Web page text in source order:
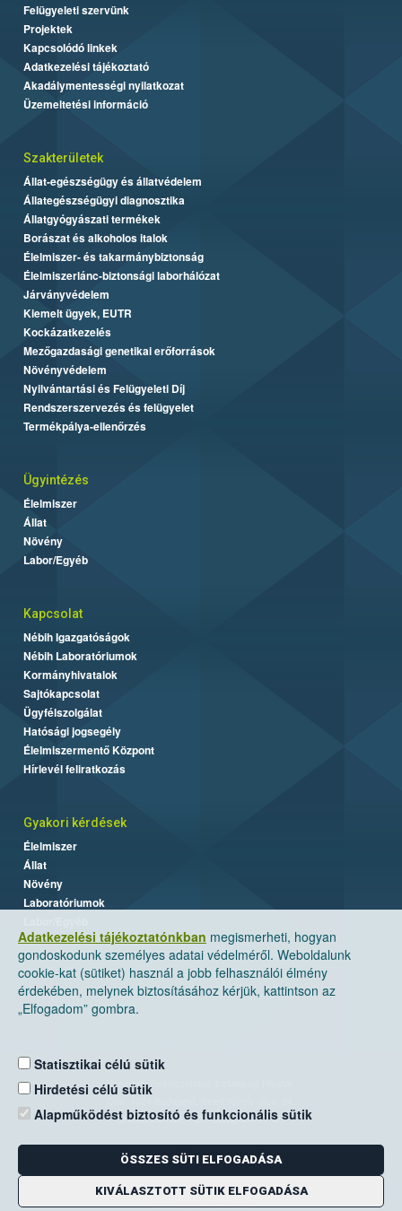
Adatkezelési tájékoztatónkban megismerheti, hogyan
gondoskodunk személyes adatai védelméről. Weboldalunk
cookie-kat (sütiket) használ a jobb felhasználói élmény
érdekében, melynek biztosításához kérjük, kattintson az
„Elfogadom” gombra.
Statisztikai célú sütik
Hirdetési célú sütik
Alapműködést biztosító és funkcionális sütik
ÖSSZES SÜTI ELFOGADÁSA
KIVÁLASZTOTT SÜTIK ELFOGADÁSA
Felügyeleti szervünk
Projektek
Kapcsolódó linkek
Adatkezelési tájékoztató
Akadálymentességi nyilatkozat
Üzemeltetési információ
Szakterületek
Állat-egészségügy és állatvédelem
Állategészségügyi diagnosztika
Állatgyógyászati termékek
Borászat és alkoholos italok
Élelmiszer- és takarmánybiztonság
Élelmiszerlánc-biztonsági laborhálózat
Járványvédelem
Kiemelt ügyek, EUTR
Kockázatkezelés
Mezőgazdasági genetikai erőforrások
Növényvédelem
Nyilvántartási és Felügyeleti Díj
Rendszerszervezés és felügyelet
Termékpálya-ellenőrzés
Ügyintézés
Élelmiszer
Állat
Növény
Labor/Egyéb
Kapcsolat
Nébih Igazgatóságok
Nébih Laboratóriumok
Kormányhivatalok
Sajtókapcsolat
Ügyfélszolgálat
Hatósági jogsegély
Élelmiszermentő Központ
Hírlevél feliratkozás
Gyakori kérdések
Élelmiszer
Állat
Növény
Laboratóriumok
Nemzeti Élelmiszerlánc-biztonsági Hivatal
Levelezési cím: 1525 Budapest. Pf. 30.
E-mail:ugyfelszolgalat@nebih.gov.hu
Zöld szám: 06-80/263-244
Telefon: 06-1/ 336-9000